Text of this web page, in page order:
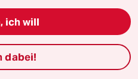
ich will
dabei!